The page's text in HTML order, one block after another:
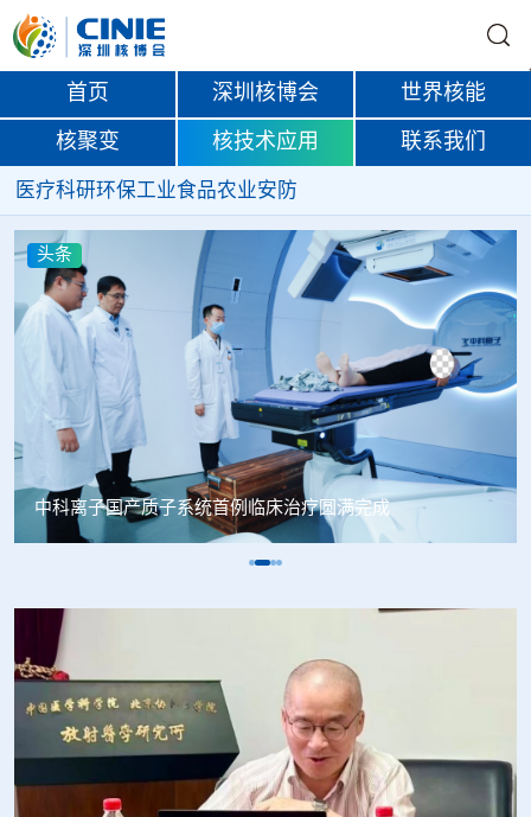
首页 深圳核博会 世界核能
核聚变 核技术应用 联系我们
医疗科研环保工业食品农业安防
头条
韩国忠清北道上半年农水产品放射性检测结果达标